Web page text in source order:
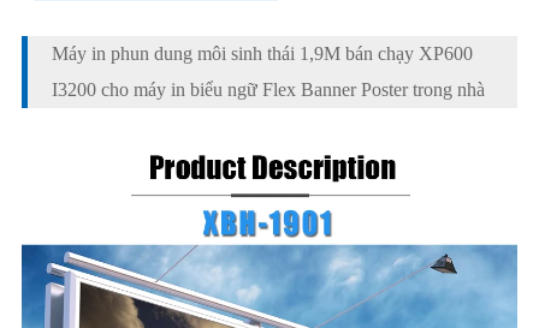
Máy in phun dung môi sinh thái 1,9M bán chạy XP600
I3200 cho máy in biểu ngữ Flex Banner Poster trong nhà